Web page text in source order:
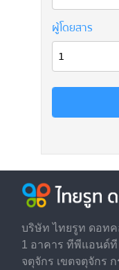
บริษัท ไทยรูท ดอท
1 อาคาร ทีพีแอนด์ที
จตุจักร เขตจตุจักร